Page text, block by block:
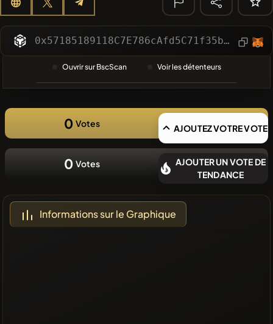
PERFI PEEFITOKEN
#1072
🔎
RÉCENTE
❌Aucune
récente
0x57185189118C7E786cAfd5C71f35b16012Fa95aD
Ouvrir sur BscScan Voir les détenteurs
0 Votes AJOUTEZ VOTRE VOTE
0 Votes
AJOUTER UN VOTE DE
TENDANCE
Informations sur le Graphique